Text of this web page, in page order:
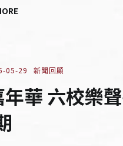
05-29 新聞回顧
華 六校樂